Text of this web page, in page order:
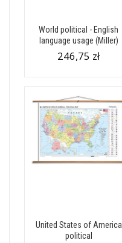
World political - English
language usage (Miller)
246,75 zł
United States of America
political